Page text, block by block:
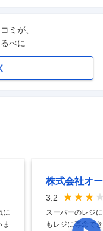
ミが、
べに
に
株式会社オ
3.2
スーパーのレジ
もレジに専念で